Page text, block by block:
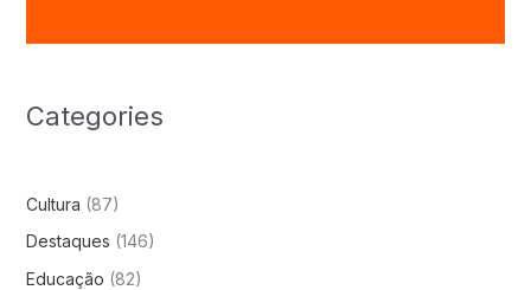
Categories
Cultura (87)
Destaques (146)
Educação (82)